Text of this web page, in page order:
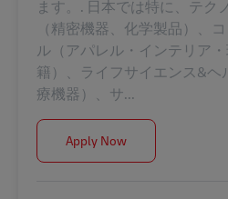
ます。. 日本では特に、テク
（精密機器、化学製品）、
ル（アパレル・インテリア
籍）、ライフサイエンス&
療機器）、サ...
Apply Now【新卒限定/正社